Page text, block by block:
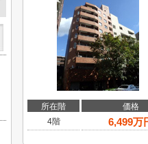
所在階
価格
4階
6,499万